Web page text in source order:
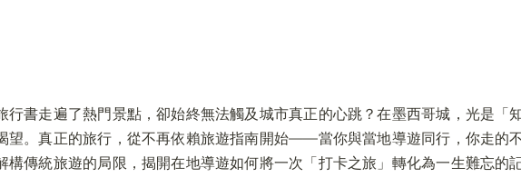
書走遍了熱門景點，卻始終無法觸及城市真正的心跳？在墨西哥城，光是「
望。真正的旅行，從不再依賴旅遊指南開始——當你與當地導遊同行，你走的
構傳統旅遊的局限，揭開在地導遊如何將一次「打卡之旅」轉化為一生難忘的